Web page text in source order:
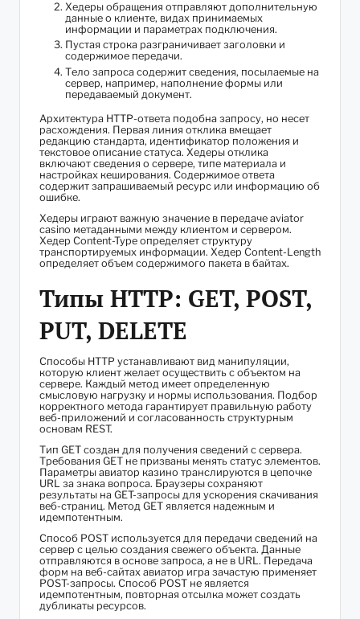
Хедеры обращения отправляют дополнительную
данные о клиенте, видах принимаемых
информации и параметрах подключения.
Пустая строка разграничивает заголовки и
содержимое передачи.
Тело запроса содержит сведения, посылаемые на
сервер, например, наполнение формы или
передаваемый документ.
Архитектура HTTP-ответа подобна запросу, но несет
расхождения. Первая линия отклика вмещает
редакцию стандарта, идентификатор положения и
текстовое описание статуса. Хедеры отклика
включают сведения о сервере, типе материала и
настройках кеширования. Содержимое ответа
содержит запрашиваемый ресурс или информацию об
ошибке.
Хедеры играют важную значение в передаче aviator
casino метаданными между клиентом и сервером.
Хедер Content-Type определяет структуру
транспортируемых информации. Хедер Content-Length
определяет объем содержимого пакета в байтах.
Типы HTTP: GET, POST,
PUT, DELETE
Способы HTTP устанавливают вид манипуляции,
которую клиент желает осуществить с объектом на
сервере. Каждый метод имеет определенную
смысловую нагрузку и нормы использования. Подбор
корректного метода гарантирует правильную работу
веб-приложений и согласованность структурным
основам REST.
Тип GET создан для получения сведений с сервера.
Требования GET не призваны менять статус элементов.
Параметры авиатор казино транслируются в цепочке
URL за знака вопроса. Браузеры сохраняют
результаты на GET-запросы для ускорения скачивания
веб-страниц. Метод GET является надежным и
идемпотентным.
Способ POST используется для передачи сведений на
сервер с целью создания свежего объекта. Данные
отправляются в основе запроса, а не в URL. Передача
форм на веб-сайтах авиатор игра зачастую применяет
POST-запросы. Способ POST не является
идемпотентным, повторная отсылка может создать
дубликаты ресурсов.